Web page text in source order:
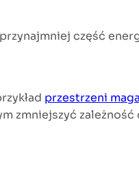
część
przestrzeni
zmniejszyć zależność